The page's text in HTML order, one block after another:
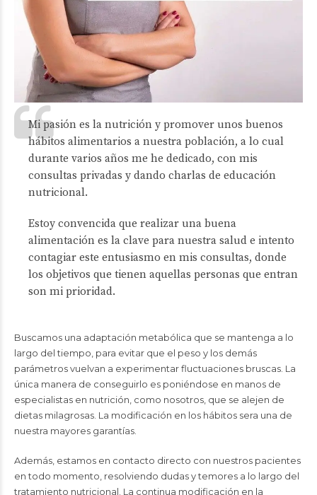
Mi pasión es la nutrición y promover unos buenos
hábitos alimentarios a nuestra población, a lo cual
durante varios años me he dedicado, con mis
consultas privadas y dando charlas de educación
nutricional.
Estoy convencida que realizar una buena
alimentación es la clave para nuestra salud e intento
contagiar este entusiasmo en mis consultas, donde
los objetivos que tienen aquellas personas que entran
son mi prioridad.
Buscamos una adaptación metabólica que se mantenga a lo
largo del tiempo, para evitar que el peso y los demás
parámetros vuelvan a experimentar fluctuaciones bruscas. La
única manera de conseguirlo es poniéndose en manos de
especialistas en nutrición, como nosotros, que se alejen de
dietas milagrosas. La modificación en los hábitos sera una de
nuestra mayores garantías.
Además, estamos en contacto directo con nuestros pacientes
en todo momento, resolviendo dudas y temores a lo largo del
tratamiento nutricional. La continua modificación en la